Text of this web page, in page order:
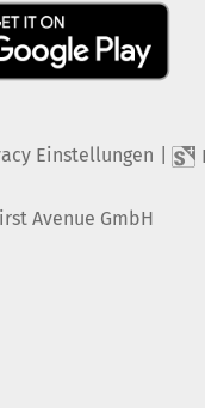
Einstellungen
Avenue GmbH